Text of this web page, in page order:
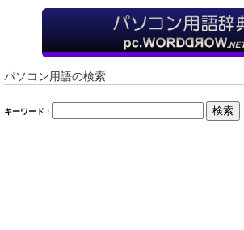
パソコン用語の検索
キーワード : 検索